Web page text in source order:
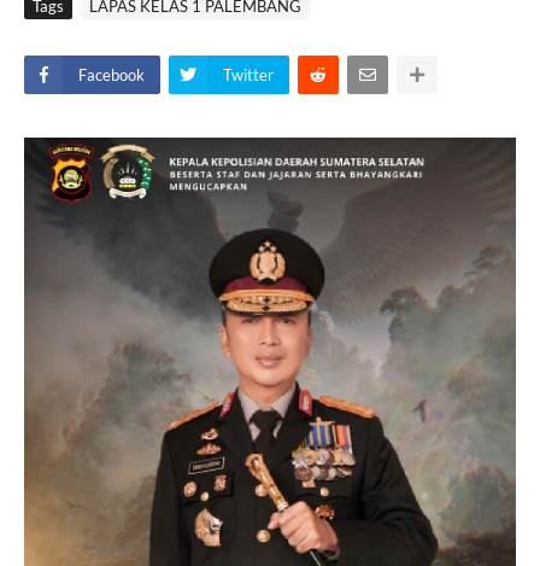
Tags LAPAS KELAS 1 PALEMBANG
Facebook Twitter